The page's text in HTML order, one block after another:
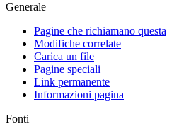
Generale
Pagine che richiamano questa
Modifiche correlate
Carica un file
Pagine speciali
Link permanente
Informazioni pagina
Fonti